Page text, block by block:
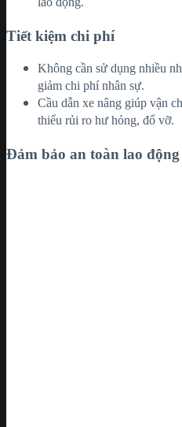
Tiết kiệm chi phí
Không cần sử dụng nhiều
giảm chi phí nhân sự.
Cầu dẫn xe nâng giúp vận
thiểu rủi ro hư hỏng, đổ vỡ.
Đảm bảo an toàn lao động